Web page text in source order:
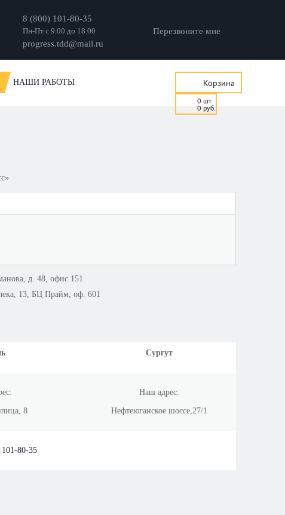
8 (800) 101-80-35
Пн-Пт с 9.00 до 18.00
progress.tdd@mail.ru
Перезвоните мне
НАШИ РАБОТЫ Корзина
0 шт.
0 руб.
д. 48, офис 151
13, БЦ Прайм, оф. 601
Сургут
8
Наш адрес:
Нефтеюганское шоссе,27/1
80-35